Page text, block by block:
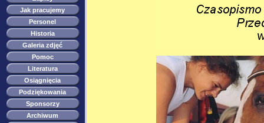
Jak pracujemy
Personel
Historia
Galeria zdjęć
Pomoc
Literatura
Osiągnięcia
Podziękowania
Sponsorzy
Archiwum